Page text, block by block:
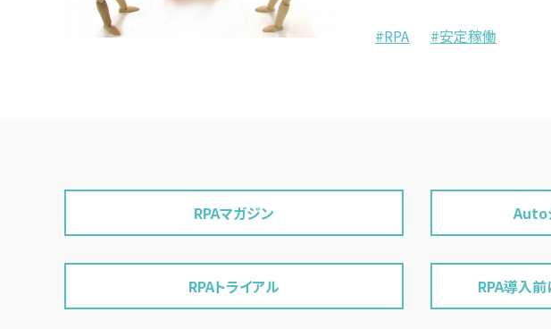
RPA 安定稼働
RPAマガジン Auto
RPAトライアル RPA導入